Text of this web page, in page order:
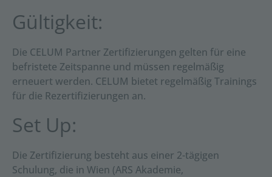
Gültigkeit:
Die CELUM Partner Zertifizierungen gelten für eine
befristete Zeitspanne und müssen regelmäßig
erneuert werden. CELUM bietet regelmäßig Trainings
für die Rezertifizierungen an.
Set Up:
Die Zertifizierung besteht aus einer 2-tägigen
Schulung, die in Wien (ARS Akademie,